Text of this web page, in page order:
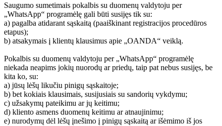
Saugumo sumetimais pokalbis su duomenų valdytoju per
„WhatsApp“ programėlę gali būti susijęs tik su:
a) pagalba atidarant sąskaitą (paaiškinant registracijos procedūros
etapus);
b) atsakymais į klientų klausimus apie „OANDA“ veiklą.
Pokalbis su duomenų valdytoju per „WhatsApp“ programėlę
niekada neapims jokių nuorodų ar priedų, taip pat nebus susijęs, be
kita ko, su:
a) jūsų lėšų likučiu pinigų sąskaitoje;
b) bet kokiais klausimais, susijusiais su sandorių vykdymu;
c) užsakymų pateikimu ar jų keitimu;
d) kliento asmens duomenų keitimu ar atnaujinimu;
e) nurodymų dėl lėšų įnešimo į pinigų sąskaitą ar išėmimo iš jos